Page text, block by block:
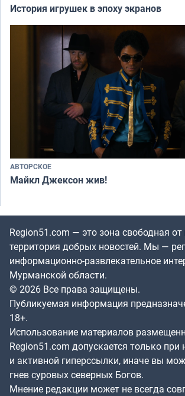
История игрушек в эпоху экранов
АВТОРСКОЕ
Майкл Джексон жив!
Region51.com — это зона свободная от
территория добрых новостей. Мы —
информационно-развлекательное
Мурманской области.
© 2026 Все права защищены.
Публикуемая информация
18+.
Использование материалов
Region51.com допускается только
и активной гиперссылки, иначе вы
гнев суровых северных Богов.
Мнение редакции может не всегда